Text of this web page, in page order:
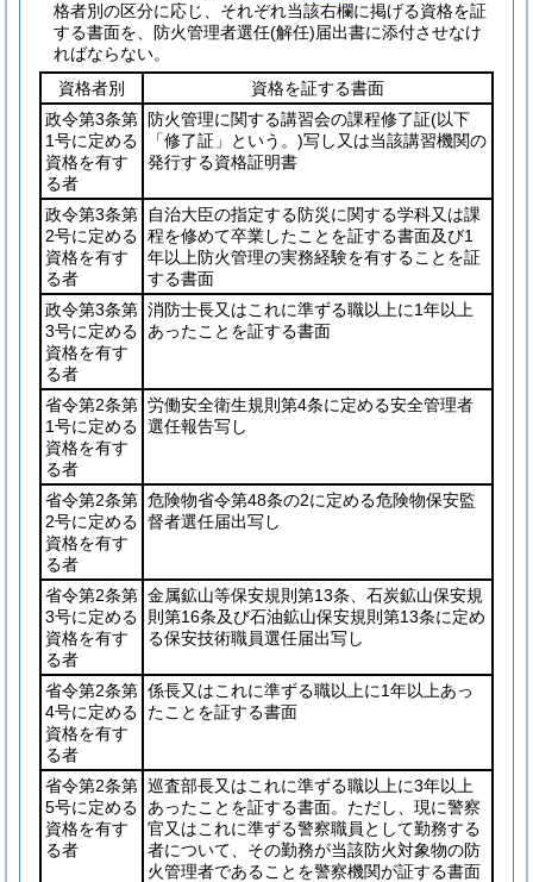
格者別の区分に応じ、それぞれ当該右欄に掲げる資格を証
する書面を、防火管理者選任(解任)届出書に添付させなけ
ればならない。
資格者別
資格を証する書面
政令第3条第
1号に定める
資格を有す
る者
防火管理に関する講習会の課程修了証(以下
「修了証」という。)写し又は当該講習機関の
発行する資格証明書
政令第3条第
2号に定める
資格を有す
る者
自治大臣の指定する防災に関する学科又は課
程を修めて卒業したことを証する書面及び1
年以上防火管理の実務経験を有することを証
する書面
政令第3条第
3号に定める
資格を有す
る者
消防士長又はこれに準ずる職以上に1年以上
あったことを証する書面
省令第2条第
1号に定める
資格を有す
る者
労働安全衛生規則第4条に定める安全管理者
選任報告写し
省令第2条第
2号に定める
資格を有す
る者
危険物省令第48条の2に定める危険物保安監
督者選任届出写し
省令第2条第
3号に定める
資格を有す
る者
金属鉱山等保安規則第13条、石炭鉱山保安規
則第16条及び石油鉱山保安規則第13条に定め
る保安技術職員選任届出写し
省令第2条第
4号に定める
資格を有す
る者
係長又はこれに準ずる職以上に1年以上あっ
たことを証する書面
省令第2条第
5号に定める
資格を有す
る者
巡査部長又はこれに準ずる職以上に3年以上
あったことを証する書面。ただし、現に警察
官又はこれに準ずる警察職員として勤務する
者について、その勤務が当該防火対象物の防
火管理者であることを警察機関が証する書面